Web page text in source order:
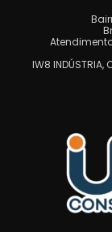
IW8 INDÚSTRIA,